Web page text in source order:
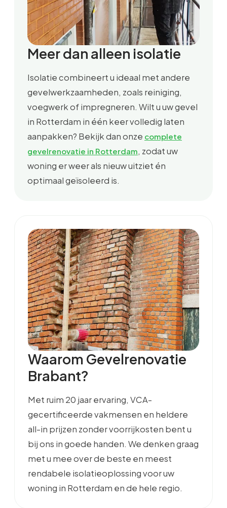
Meer dan alleen isolatie
Isolatie combineert u ideaal met andere
gevelwerkzaamheden, zoals reiniging,
voegwerk of impregneren. Wilt u uw gevel
in Rotterdam in één keer volledig laten
aanpakken? Bekijk dan onze complete
gevelrenovatie in Rotterdam, zodat uw
woning er weer als nieuw uitziet én
optimaal geïsoleerd is.
Waarom Gevelrenovatie
Brabant?
Met ruim 20 jaar ervaring, VCA-
gecertificeerde vakmensen en heldere
all-in prijzen zonder voorrijkosten bent u
bij ons in goede handen. We denken graag
met u mee over de beste en meest
rendabele isolatieoplossing voor uw
woning in Rotterdam en de hele regio.